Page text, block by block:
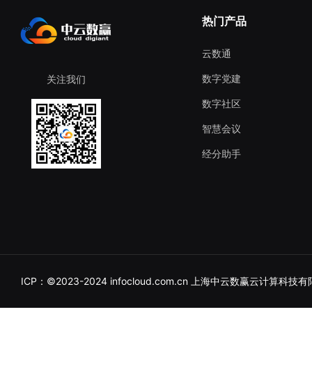
关注我们
热门产品
云数通
数字党建
数字社区
智慧会议
经分助手
ICP：©2023-2024 infocloud.com.cn 上海中云数赢云计算科技有